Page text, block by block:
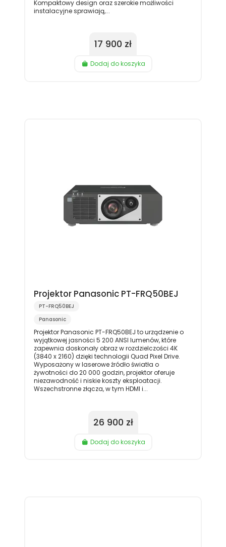
Kompaktowy design oraz szerokie możliwości
instalacyjne sprawiają,...
17 900 zł
Dodaj do koszyka
Projektor Panasonic PT-FRQ50BEJ
PT-FRQ50BEJ
Panasonic
Projektor Panasonic PT-FRQ50BEJ to urządzenie o
wyjątkowej jasności 5 200 ANSI lumenów, które
zapewnia doskonały obraz w rozdzielczości 4K
(3840 x 2160) dzięki technologii Quad Pixel Drive.
Wyposażony w laserowe źródło światła o
żywotności do 20 000 godzin, projektor oferuje
niezawodność i niskie koszty eksploatacji.
Wszechstronne złącza, w tym HDMI i...
26 900 zł
Dodaj do koszyka